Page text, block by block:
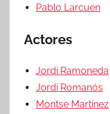
Pablo Larcuen
Actores
Jordi Ramoneda
Jordi Romanós
Montse Martínez